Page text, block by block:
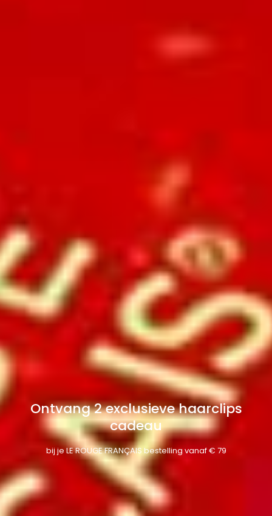
Ontvang 2 exclusieve haarclips
cadeau
bij je LE ROUGE FRANÇAIS bestelling vanaf € 79